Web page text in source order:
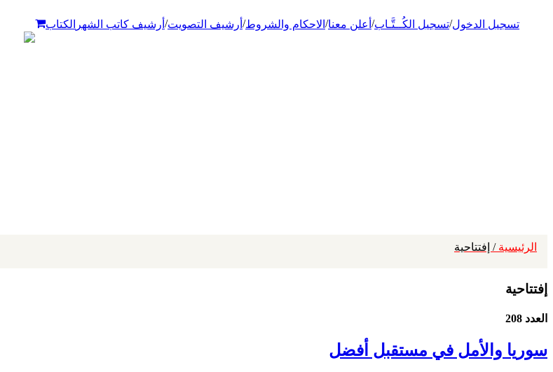
تسجيل الدخول/تسجيل الكُــتَّـاب/ أعلن معنا/ الاحكام والشروط/ أرشيف التصويت/ أرشيف كاتب الشهر الكتاب
الرئيسية / إفتتاحية
إفتتاحية
العدد 208
سوريا والأمل في مستقبل أفضل